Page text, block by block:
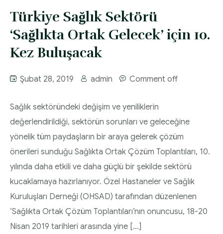
Türkiye Sağlık Sektörü
‘Sağlıkta Ortak Gelecek’ için 10.
Kez Buluşacak
Şubat 28, 2019 admin Comment off
Sağlık sektöründeki değişim ve yeniliklerin
değerlendirildiği, sektörün sorunları ve geleceğine
yönelik tüm paydaşların bir araya gelerek çözüm
önerileri sunduğu Sağlıkta Ortak Çözüm Toplantıları, 10.
yılında daha etkili ve daha güçlü bir şekilde sektörü
kucaklamaya hazırlanıyor. Özel Hastaneler ve Sağlık
Kuruluşları Derneği (OHSAD) tarafından düzenlenen
‘Sağlıkta Ortak Çözüm Toplantıları’nın onuncusu, 18-20
Nisan 2019 tarihleri arasında yine […]